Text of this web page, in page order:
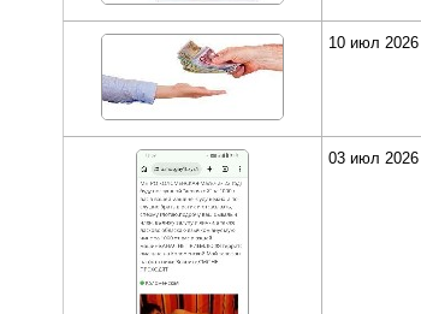
10 июл 2026
03 июл 2026